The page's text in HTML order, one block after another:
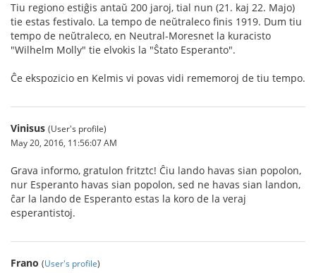
Tiu regiono estiĝis antaŭ 200 jaroj, tial nun (21. kaj 22. Majo)
tie estas festivalo. La tempo de neŭtraleco finis 1919. Dum tiu
tempo de neŭtraleco, en Neutral-Moresnet la kuracisto
"Wilhelm Molly" tie elvokis la "Ŝtato Esperanto".
Ĉe ekspozicio en Kelmis vi povas vidi rememoroj de tiu tempo.
Vinisus (User's profile)
May 20, 2016, 11:56:07 AM
Grava informo, gratulon fritztc! Ĉiu lando havas sian popolon,
nur Esperanto havas sian popolon, sed ne havas sian landon,
ĉar la lando de Esperanto estas la koro de la veraj
esperantistoj.
Frano (User's profile)